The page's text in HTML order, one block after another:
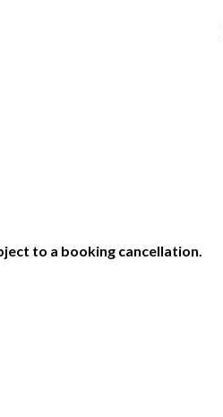
to a booking cancellation.